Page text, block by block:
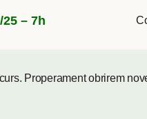
– 7h
Properament obrirem